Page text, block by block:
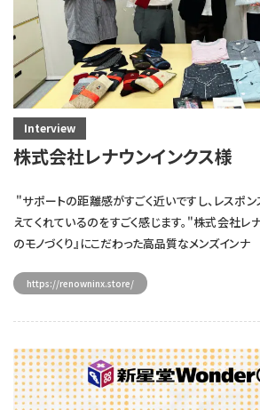
Interview
株式会社レナウンインクス様
"サポートの距離感がすごく近いですし、レスポ
えてくれているのをすごく感じます。"株式会社レ
のモノづくり』にこだわった高品質なメンズインナ
https://renowninx.store/